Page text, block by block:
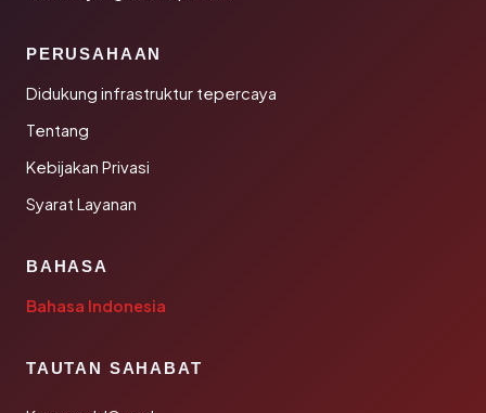
PERUSAHAAN
Didukung infrastruktur tepercaya
Tentang
Kebijakan Privasi
Syarat Layanan
BAHASA
Bahasa Indonesia
TAUTAN SAHABAT